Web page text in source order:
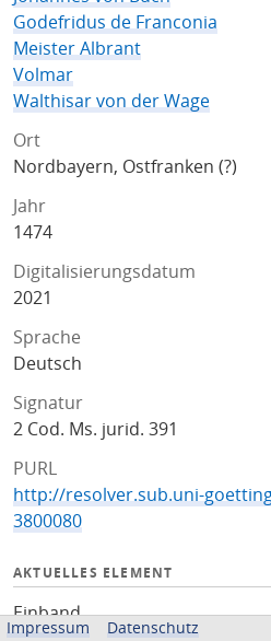
Godefridus de Franconia
Meister Albrant
Volmar
Walthisar von der Wage
Ort
Nordbayern, Ostfranken (?)
Jahr
1474
Digitalisierungsdatum
2021
Sprache
Deutsch
Signatur
2 Cod. Ms. jurid. 391
PURL
http://resolver.sub.uni-
3800080
AKTUELLES ELEMENT
Einband
Impressum Datenschutz